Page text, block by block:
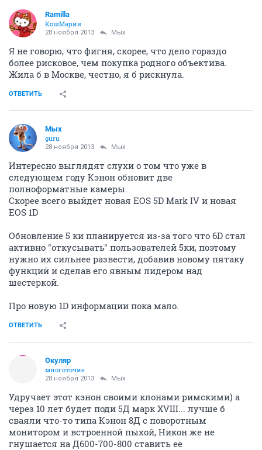
Ramilla
КошМария
28 ноября 2013 Мых
Я не говорю, что фигня, скорее, что дело гораздо
более рисковое, чем покупка родного объектива.
Жила б в Москве, честно, я б рискнула.
ОТВЕТИТЬ
Мых
guru
28 ноября 2013 Мых
Интересно выглядят слухи о том что уже в
следующем году Кэнон обновит две
полноформатные камеры.
Скорее всего выйдет новая EOS 5D Mark IV и новая
EOS 1D
Обновление 5 ки планируется из-за того что 6D стал
активно "откусывать" пользователей 5ки, поэтому
нужно их сильнее развести, добавив новому пятаку
функций и сделав его явным лидером над
шестеркой.
Про новую 1D информации пока мало.
ОТВЕТИТЬ
Окуляр
многоточие
28 ноября 2013 Мых
Удручает этот кэнон своими клонами римскими) а
через 10 лет будет поди 5Д марк XVIII... лучше б
сваяли что-то типа Кэнон 8Д с поворотным
монитором и встроенной пыхой, Никон же не
гнушается на Д600-700-800 ставить ее